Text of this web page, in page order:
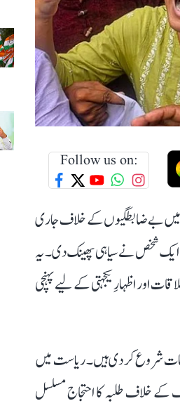
Follow us on:
میں بے ضابطگیوں کے خلاف جاری
ایک شخص نے سیاہی پھینک دی۔ یہ
اور اظہارِ یکجہتی کے لیے پہنچی
شروع کر دی ہیں۔ ریاست میں
خلاف طلبہ کا احتجاج مسلسل